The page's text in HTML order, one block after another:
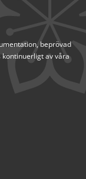
beprövad
av våra